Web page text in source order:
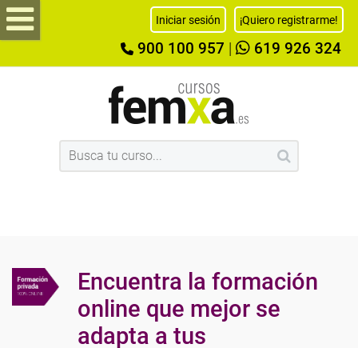
Iniciar sesión ¡Quiero registrarme!
900 100 957 619 926 324
Encuentra la formación
online que mejor se
adapta a tus